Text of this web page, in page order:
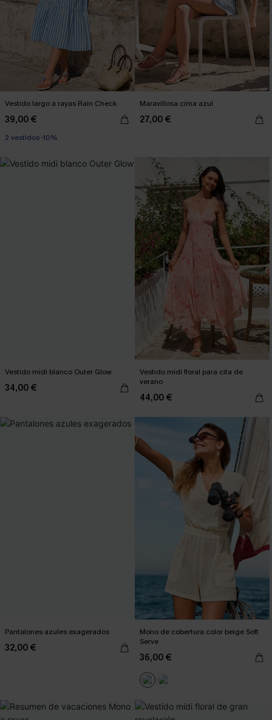
Vestido largo a rayas Rain Check
39,00 €
2 vestidos -10%
Maravillosa cima azul
27,00 €
Vestido midi blanco Outer Glow
34,00 €
Vestido midi floral para cita de
verano
44,00 €
Pantalones azules exagerados
32,00 €
Mono de cobertura color beige Soft
Serve
36,00 €